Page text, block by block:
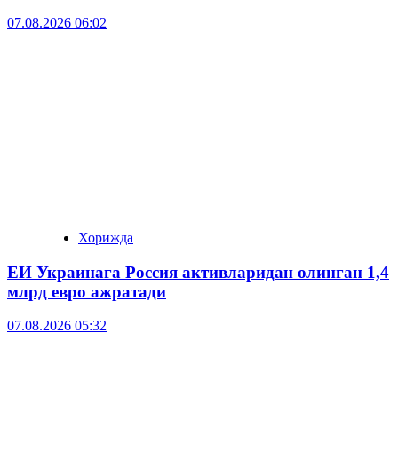
07.08.2026 06:02
Хорижда
ЕИ Украинага Россия активларидан олинган 1,4
млрд евро ажратади
07.08.2026 05:32